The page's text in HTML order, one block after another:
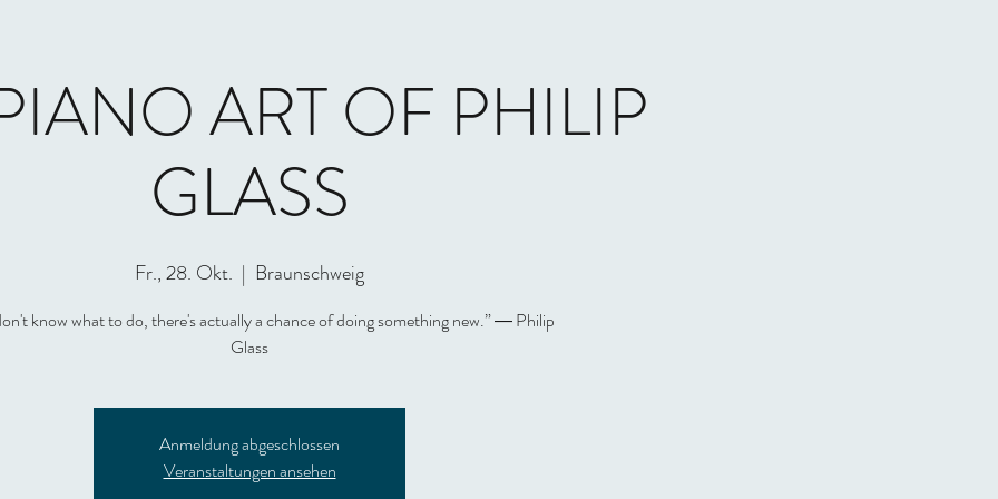
ART OF PHILIP
GLASS
Fr., 28. Okt.
  |
Braunschweig
know what to do, there's actually a chance of doing something new.” ― Philip
Anmeldung abgeschlossen
Veranstaltungen ansehen